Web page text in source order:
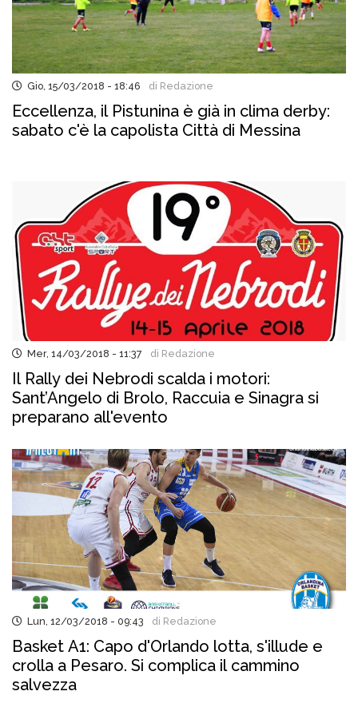
Gio, 15/03/2018 - 18:46 di Redazione
Eccellenza, il Pistunina è già in clima derby:
sabato c'è la capolista Città di Messina
Mer, 14/03/2018 - 11:37 di Redazione
Il Rally dei Nebrodi scalda i motori:
Sant’Angelo di Brolo, Raccuia e Sinagra si
preparano all'evento
Lun, 12/03/2018 - 09:43 di Redazione
Basket A1: Capo d'Orlando lotta, s'illude e
crolla a Pesaro. Si complica il cammino
salvezza